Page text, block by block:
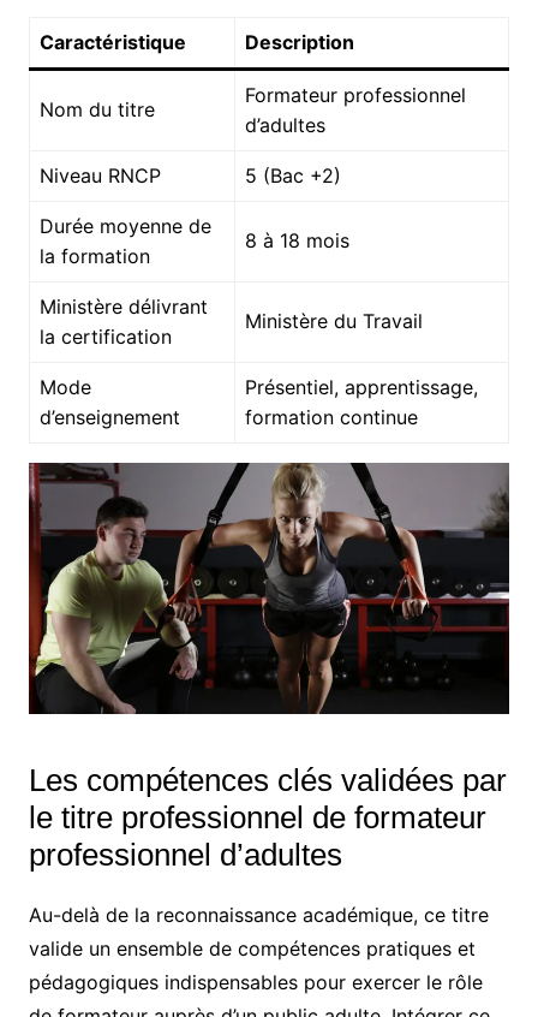
Caractéristique Description
Nom du titre
Formateur professionnel
d’adultes
Niveau RNCP 5 (Bac +2)
Durée moyenne de
la formation
8 à 18 mois
Ministère délivrant
la certification
Ministère du Travail
Mode
d’enseignement
Présentiel, apprentissage,
formation continue
Les compétences clés validées par
le titre professionnel de formateur
professionnel d’adultes
Au-delà de la reconnaissance académique, ce titre
valide un ensemble de compétences pratiques et
pédagogiques indispensables pour exercer le rôle